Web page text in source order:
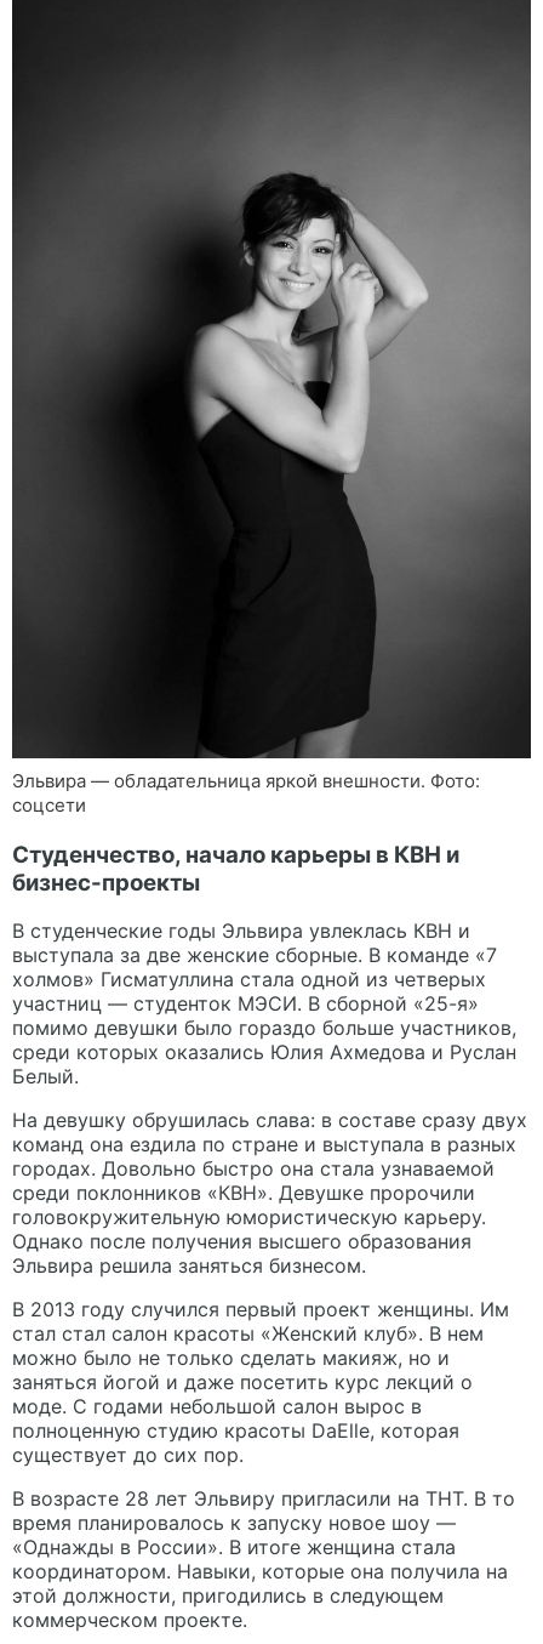
Эльвира — обладательница яркой внешности. Фото:
соцсети
Студенчество, начало карьеры в КВН и
бизнес-проекты
В студенческие годы Эльвира увлеклась КВН и
выступала за две женские сборные. В команде «7
холмов» Гисматуллина стала одной из четверых
участниц — студенток МЭСИ. В сборной «25-я»
помимо девушки было гораздо больше участников,
среди которых оказались Юлия Ахмедова и Руслан
Белый.
На девушку обрушилась слава: в составе сразу двух
команд она ездила по стране и выступала в разных
городах. Довольно быстро она стала узнаваемой
среди поклонников «КВН». Девушке пророчили
головокружительную юмористическую карьеру.
Однако после получения высшего образования
Эльвира решила заняться бизнесом.
В 2013 году случился первый проект женщины. Им
стал стал салон красоты «Женский клуб». В нем
можно было не только сделать макияж, но и
заняться йогой и даже посетить курс лекций о
моде. С годами небольшой салон вырос в
полноценную студию красоты DaElle, которая
существует до сих пор.
В возрасте 28 лет Эльвиру пригласили на ТНТ. В то
время планировалось к запуску новое шоу —
«Однажды в России». В итоге женщина стала
координатором. Навыки, которые она получила на
этой должности, пригодились в следующем
коммерческом проекте.